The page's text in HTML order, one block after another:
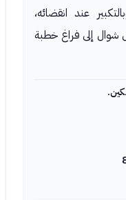
عند انقضائه،
شوال إلى فراغ خطبة